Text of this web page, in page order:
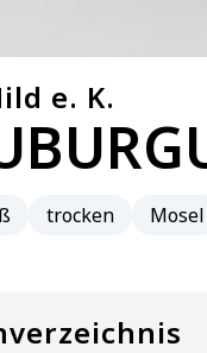
e. K.
trocken Mosel